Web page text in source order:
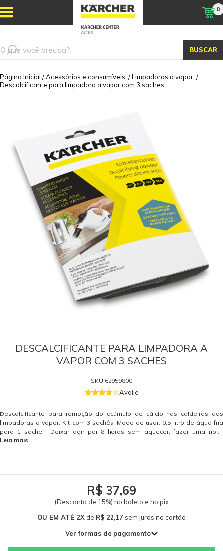
BUSCAR
0
Página Inicial /Acessórios e consumíveis /Limpadoras a vapor /
Descalcificante para limpadora a vapor com 3 saches
DESCALCIFICANTE PARA LIMPADORA A
VAPOR COM 3 SACHES
SKU 62959800
Avalie
Descalcificante para remoção do acúmulo de cálcio nas caldeiras das
limpadoras a vapor. Kit com 3 sachês. Modo de usar: 0,5 litro de água fria
para 1 sache. Deixar agir por 8 horas sem aquecer, fazer uma nova
limpeza com água antes do uso. Peça de reposição original Kärcher.
Garantia - Garantia: 3 meses.
Leia mais
R$ 37,69
(Desconto de 15%) no boleto e no pix
OU EM ATÉ 2X de R$ 22,17 sem juros no cartão
Ver formas de pagamento